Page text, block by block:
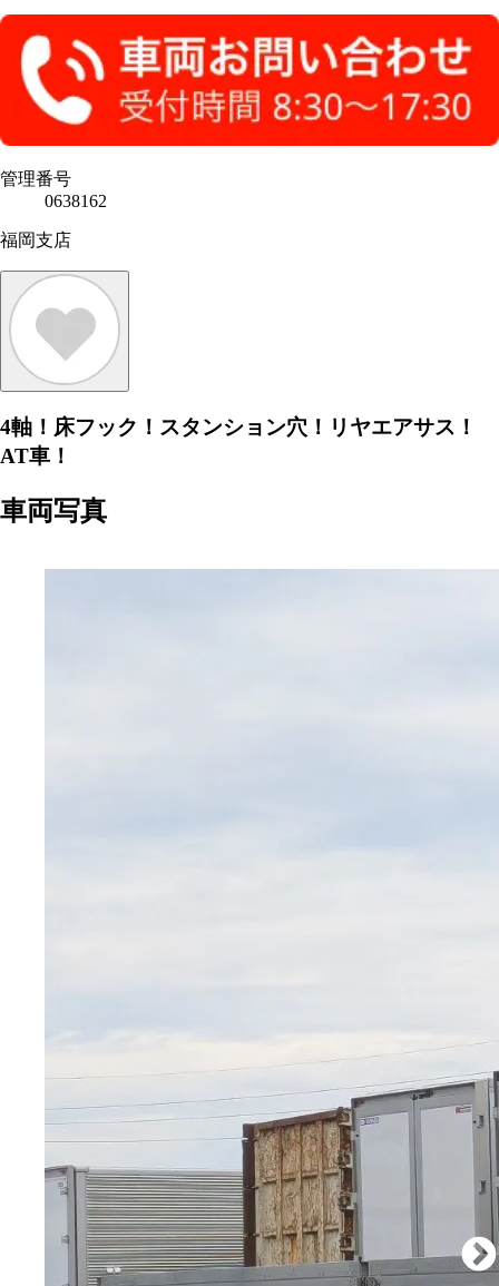
管理番号
0638162
福岡支店
4軸！床フック！スタンション穴！リヤエアサス！
AT車！
車両写真